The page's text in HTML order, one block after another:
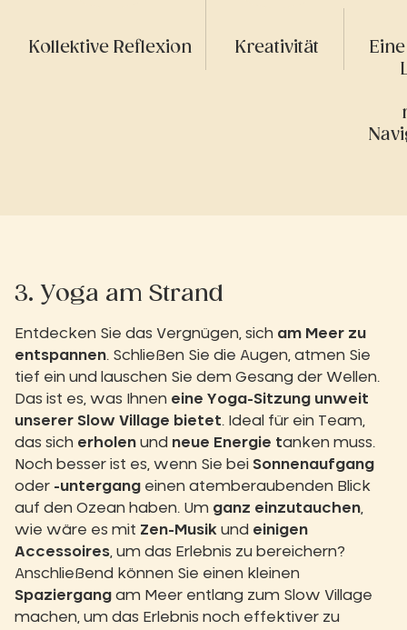
Kollektive Reflexion Kreativität
3. Yoga am Strand
Entdecken Sie das Vergnügen, sich am Meer zu
entspannen. Schließen Sie die Augen, atmen Sie
tief ein und lauschen Sie dem Gesang der Wellen.
Das ist es, was Ihnen eine Yoga-Sitzung unweit
unserer Slow Village bietet. Ideal für ein Team,
das sich erholen und neue Energie tanken muss.
Noch besser ist es, wenn Sie bei Sonnenaufgang
oder -untergang einen atemberaubenden Blick
auf den Ozean haben. Um ganz einzutauchen
wie wäre es mit Zen-Musik und einigen
Accessoires , um das Erlebnis zu bereichern?
Anschließend können Sie einen kleinen
Spaziergang am Meer entlang zum Slow Village
machen, um das Erlebnis noch effektiver zu